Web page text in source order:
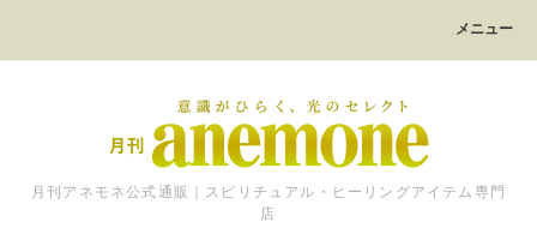
メニュー
月刊アネモネ公式通販｜スピリチュアル・ヒーリングアイテム専門
店